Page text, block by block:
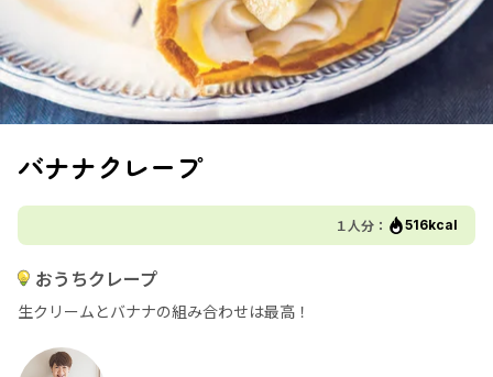
バナナクレープ
１人分： 516kcal
おうちクレープ
生クリームとバナナの組み合わせは最高！